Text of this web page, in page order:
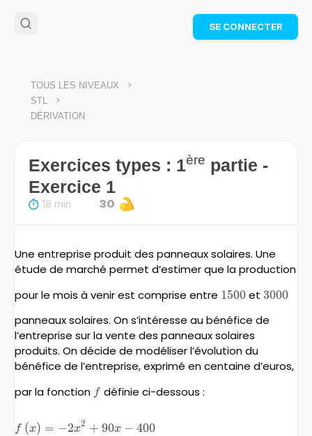
🌴Cahier de vacances offert
: révise les maths cet
Télécharge ton PDF gratuit et progresse avec des
SE CONNECTER
TOUS LES NIVEAUX >
STL >
DÉRIVATION
Exercices types : 1ère partie -
Exercice 1
18 min 30
Une entreprise produit des panneaux solaires. Une
étude de marché permet d’estimer que la production
pour le mois à venir est comprise entre 1500
1500et 3000
3000
panneaux solaires. On s’intéresse au bénéfice de
l’entreprise sur la vente des panneaux solaires
produits. On décide de modéliser l’évolution du
bénéfice de l’entreprise, exprimé en centaine d’euros,
par la fonction ff définie ci-dessous :
f\left(x\right)=-2x^{2}+90x-
f (x) = −2x2 + 90x − 400